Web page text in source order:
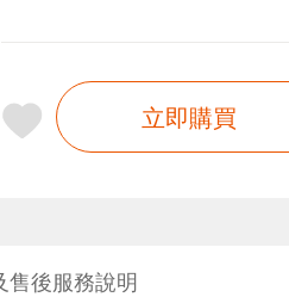
立即購買
售後服務說明